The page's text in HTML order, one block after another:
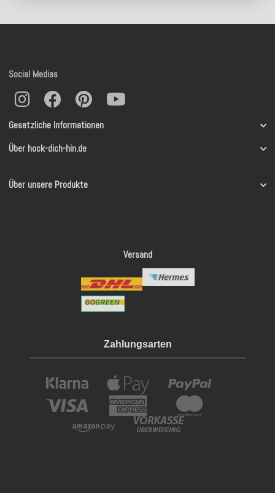
Gesetzliche Informationen
Über hock-dich-hin.de
Über unsere Produkte
Social Medias
Versand
Zahlungsarten